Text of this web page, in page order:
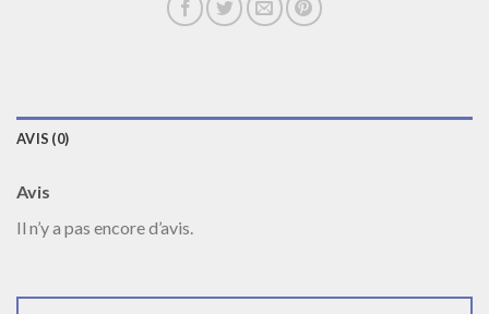
AVIS (0)
Avis
Il n’y a pas encore d’avis.